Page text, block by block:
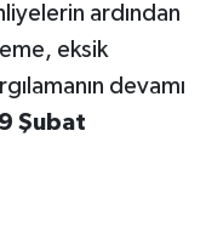
ardından
eksik
devamı
9 Şubat